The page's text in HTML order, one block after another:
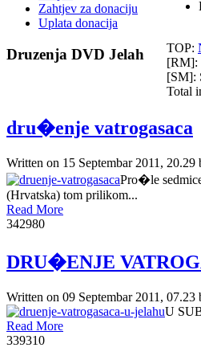
TOP:
[RM]:
[SM]:
Total
Zahtjev za donaciju
Uplata donacija
Druzenja DVD Jelah
dru�enje vatrogasaca
Written on 15 Septembar 2011, 20.29
Pro�le
(Hrvatska) tom prilikom...
Read More
342980
DRU�ENJE
Written on 09 Septembar 2011, 07.23
U
Read More
339310